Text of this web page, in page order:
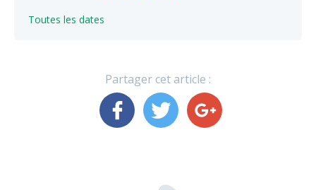
Toutes les dates
Partager cet article :